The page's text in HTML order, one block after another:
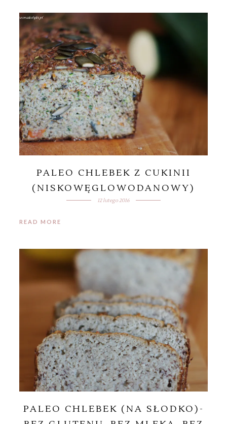
PALEO CHLEBEK Z CUKINII
(NISKOWĘGLOWODANOWY)
12 lutego 2016
READ MORE
PALEO CHLEBEK (NA SŁODKO)-